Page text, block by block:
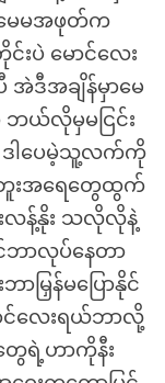
မေမအဖုတ်က
းပဲ မောင်လေး
အချိန်မှာမေ
ယ်လိုမှမငြင်း
ဒါပေမဲ့သူ့လက်ကို
ဘူးအရေတွေထွက်
လန့်နိုး သလိုလိုနဲ့
ဘာလုပ်နေတာ
မြှန်မပြောနိုင်
င်လေးရယ်ဘာလို့
ေရဲ့ဟာကိုနီး